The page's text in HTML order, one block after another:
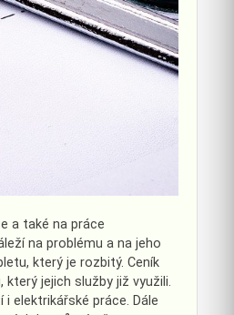
a také na práce
na problému a na jeho
který je rozbitý. Ceník
jejich služby již využili.
elektrikářské práce. Dále